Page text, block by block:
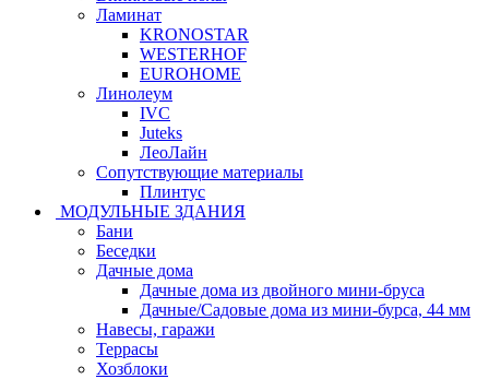
Ламинат
KRONOSTAR
WESTERHOF
EUROHOME
Линолеум
IVC
Juteks
ЛеоЛайн
Сопутствующие материалы
Плинтус
МОДУЛЬНЫЕ ЗДАНИЯ
Бани
Беседки
Дачные дома
Дачные дома из двойного мини-бруса
Дачные/Садовые дома из мини-бурса, 44 мм
Навесы, гаражи
Террасы
Хозблоки